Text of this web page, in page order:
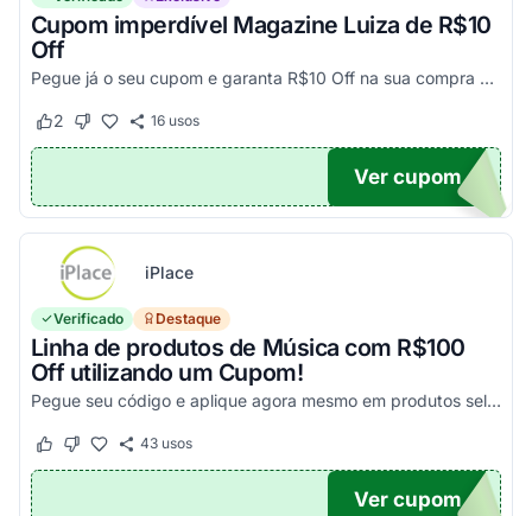
Cupom imperdível Magazine Luiza de R$10
Off
Pegue já o seu cupom e garanta R$10 Off na sua compra acima de R$500,00
Este cupom funcionou
2 Este cupom não funcionou
16usos
UPOM
Ver cupom
iPlace
Verificado Destaque
Linha de produtos de Música com R$100
Off utilizando um Cupom!
Pegue seu código e aplique agora mesmo em produtos selecionados para garantir seus descontos!
Este cupom funcionou
Este cupom não funcionou
43usos
100
Ver cupom